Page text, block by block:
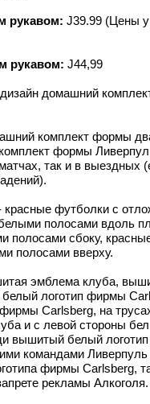
рукавом: J39.99 (Цены
рукавом: J44,99
домашний
комплект формы
формы
так и в выездных
футболки с
полосами вдоль
полосами сбоку,
полосами вверху.
эмблема клуба,
логотип фирмы
Carlsberg, на
и с левой стороны
вышитый белый
командами Ливерпуль
фирмы Carlsberg,
рекламы Алкоголя.